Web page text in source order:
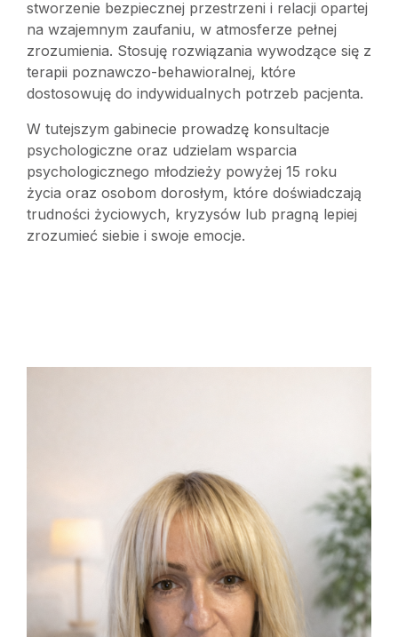
stworzenie bezpiecznej przestrzeni i relacji opartej
na wzajemnym zaufaniu, w atmosferze pełnej
zrozumienia. Stosuję rozwiązania wywodzące się z
terapii poznawczo-behawioralnej, które
dostosowuję do indywidualnych potrzeb pacjenta.
W tutejszym gabinecie prowadzę konsultacje
psychologiczne oraz udzielam wsparcia
psychologicznego młodzieży powyżej 15 roku
życia oraz osobom dorosłym, które doświadczają
trudności życiowych, kryzysów lub pragną lepiej
zrozumieć siebie i swoje emocje.